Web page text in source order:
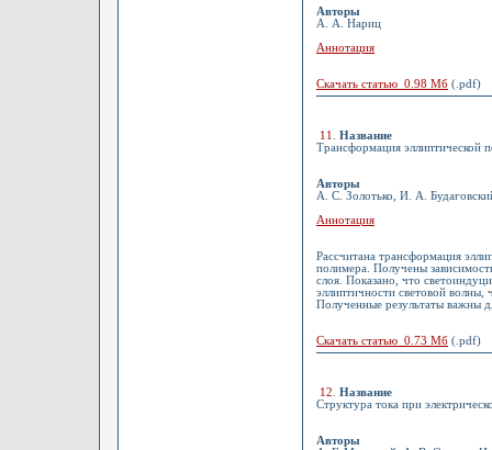
Авторы
А. А. Нариц
Аннотация
Скачать статью 0.98 Мб (.pdf)
11
Название
Трансформация эллиптической
Авторы
А. С. Золотько, И. А.
Аннотация
Рассчитана трансформация
полимера. Получены
слоя. Показано, что
эллиптичности световой волны,
Полученные результаты важны
Скачать статью 0.73 Мб (.pdf)
12
Название
Структура тока при
Авторы